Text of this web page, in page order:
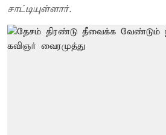
சாட்டியுள்ளார்.